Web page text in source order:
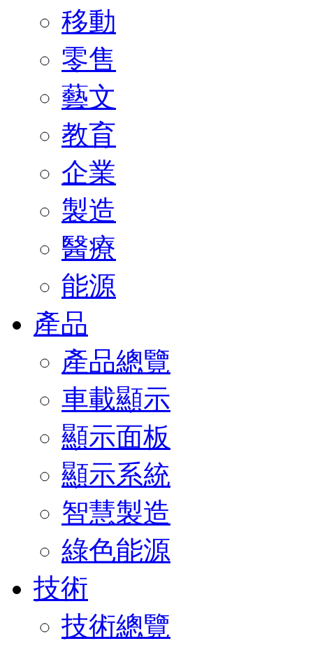
移動
零售
藝文
教育
企業
製造
醫療
能源
產品
產品總覽
車載顯示
顯示面板
顯示系統
智慧製造
綠色能源
技術
技術總覽